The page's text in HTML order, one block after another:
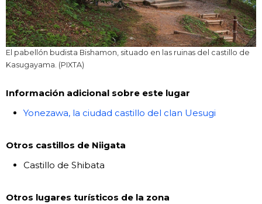
El pabellón budista Bishamon, situado en las ruinas del castillo de
Kasugayama. (PIXTA)
Información adicional sobre este lugar
Yonezawa, la ciudad castillo del clan Uesugi
Otros castillos de Niigata
Castillo de Shibata
Otros lugares turísticos de la zona